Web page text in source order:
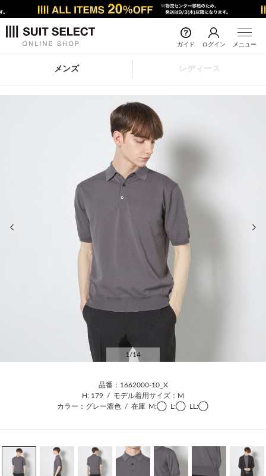
ガイド ログイン メニュー
メンズ レディース
1/14
品番：1662000-10_X
H: 179 / モデル着用サイズ：M
カラー：グレー濃色 / 在庫 M:◯ L:◯ LL:◯